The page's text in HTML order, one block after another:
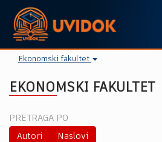
Ekonomski fakultet
EKONOMSKI FAKULTET
PRETRAGA PO
Autori Naslovi